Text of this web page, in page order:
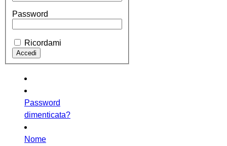
Password
Ricordami
Password
dimenticata?
Nome